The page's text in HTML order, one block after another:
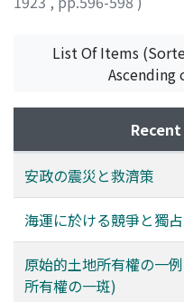
List Of Items
Ascending
安政の震災と救濟策
海運に於ける競爭と獨
原始的土地所有權の一
所有權の一斑)